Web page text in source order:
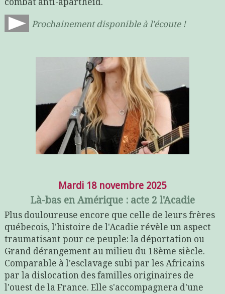
combat anti-apartheid.
Prochainement disponible à l'écoute !
Mardi 18 novembre 2025
Là-bas en Amérique : acte 2 l'Acadie
Plus douloureuse encore que celle de leurs frères
québecois, l'histoire de l'Acadie révèle un aspect
traumatisant pour ce peuple: la déportation ou
Grand dérangement au milieu du 18ème siècle.
Comparable à l'esclavage subi par les Africains
par la dislocation des familles originaires de
l'ouest de la France. Elle s'accompagnera d'une